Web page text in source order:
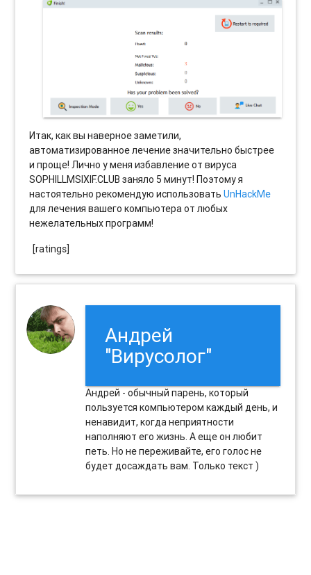
Итак, как вы наверное заметили,
автоматизированное лечение значительно быстрее
и проще! Лично у меня избавление от вируса
SOPHILLMSIXIF.CLUB заняло 5 минут! Поэтому я
настоятельно рекомендую использоватьUnHackMe
для лечения вашего компьютера от любых
нежелательных программ!
[ratings]
Андрей
"Вирусолог"
Андрей - обычный парень, который
пользуется компьютером каждый день, и
ненавидит, когда неприятности
наполняют его жизнь. А еще он любит
петь. Но не переживайте, его голос не
будет досаждать вам. Только текст )